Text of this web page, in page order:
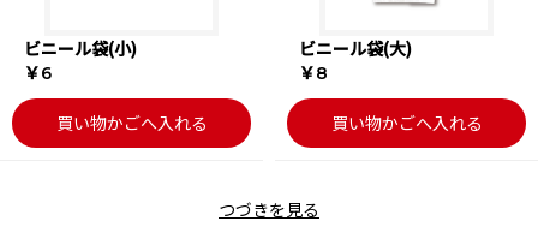
ビニール袋(小)
￥6
買い物かごへ入れる
ビニール袋(大)
￥8
買い物かごへ入れる
つづきを見る